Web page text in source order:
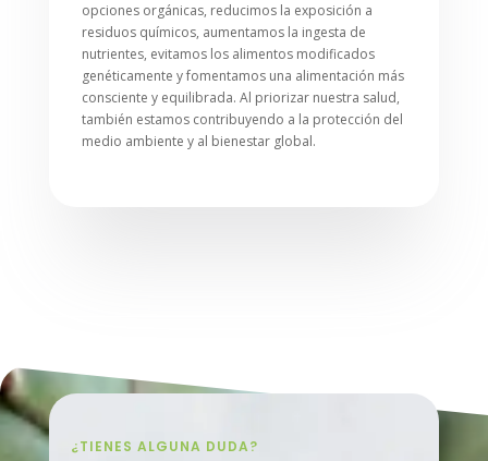
opciones orgánicas, reducimos la exposición a
residuos químicos, aumentamos la ingesta de
nutrientes, evitamos los alimentos modificados
genéticamente y fomentamos una alimentación más
consciente y equilibrada. Al priorizar nuestra salud,
también estamos contribuyendo a la protección del
medio ambiente y al bienestar global.
¿TIENES ALGUNA DUDA?